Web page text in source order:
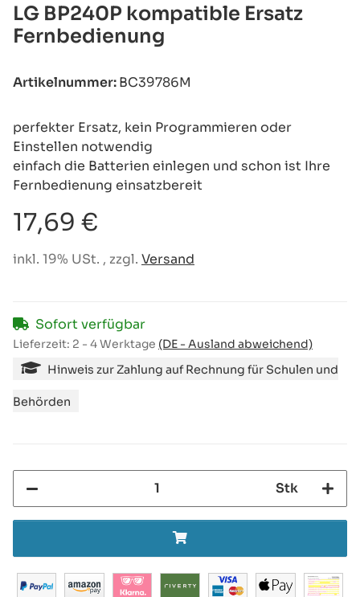
LG BP240P kompatible Ersatz
Fernbedienung
Artikelnummer:BC39786M
perfekter Ersatz, kein Programmieren oder
Einstellen notwendig
einfach die Batterien einlegen und schon ist Ihre
Fernbedienung einsatzbereit
17,69 €
inkl. 19% USt. , zzgl. Versand
Sofort verfügbar
Lieferzeit: 2 - 4 Werktage (DE - Ausland abweichend)
Hinweis zur Zahlung auf Rechnung für Schulen und
Behörden
Stk